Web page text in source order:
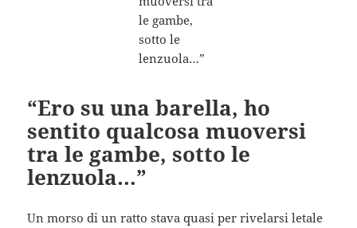
“Ero su una barella, ho
sentito qualcosa muoversi
tra le gambe, sotto le
lenzuola…”
Un morso di un ratto stava quasi per rivelarsi letale